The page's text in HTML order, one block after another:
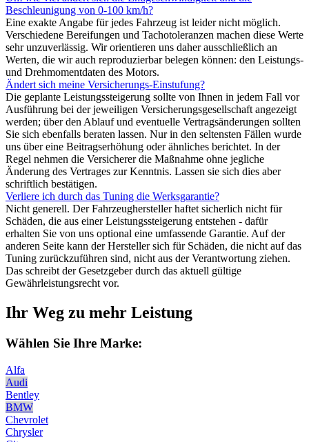
Beschleunigung von 0-100 km/h?
Eine exakte Angabe für jedes Fahrzeug ist leider nicht möglich.
Verschiedene Bereifungen und Tachotoleranzen machen diese Werte
sehr unzuverlässig. Wir orientieren uns daher ausschließlich an
Werten, die wir auch reproduzierbar belegen können: den Leistungs-
und Drehmomentdaten des Motors.
Ändert sich meine Versicherungs-Einstufung?
Die geplante Leistungssteigerung sollte von Ihnen in jedem Fall vor
Ausführung bei der jeweiligen Versicherungsgesellschaft angezeigt
werden; über den Ablauf und eventuelle Vertragsänderungen sollten
Sie sich ebenfalls beraten lassen. Nur in den seltensten Fällen wurde
uns über eine Beitragserhöhung oder ähnliches berichtet. In der
Regel nehmen die Versicherer die Maßnahme ohne jegliche
Änderung des Vertrages zur Kenntnis. Lassen sie sich dies aber
schriftlich bestätigen.
Verliere ich durch das Tuning die Werksgarantie?
Nicht generell. Der Fahrzeughersteller haftet sicherlich nicht für
Schäden, die aus einer Leistungssteigerung entstehen - dafür
erhalten Sie von uns optional eine umfassende Garantie. Auf der
anderen Seite kann der Hersteller sich für Schäden, die nicht auf das
Tuning zurückzuführen sind, nicht aus der Verantwortung ziehen.
Das schreibt der Gesetzgeber durch das aktuell gültige
Gewährleistungsrecht vor.
Ihr Weg zu mehr Leistung
Wählen Sie Ihre Marke:
Alfa
Audi
Bentley
BMW
Chevrolet
Chrysler